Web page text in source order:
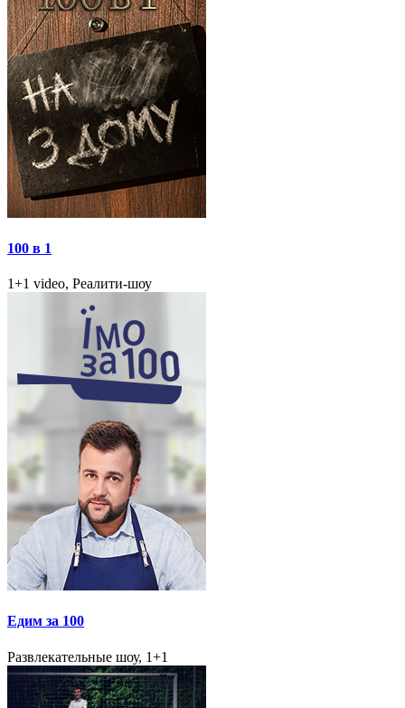
100 в 1
1+1 video, Реалити-шоу
Едим за 100
Развлекательные шоу, 1+1